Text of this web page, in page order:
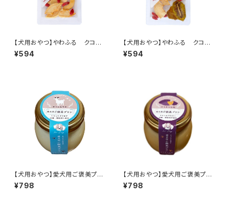
【犬用おやつ】やわふる クコの
実エキスをスプレーしたリンゴス
ライスカット 10g
¥594
【犬用おやつ】やわふる クコの
実エキスをスプレーしたリンゴ＆
キウイスライスカット 10g
¥594
【犬用おやつ】愛犬用ご褒美プリ
ン ヤギミルク味 70g
¥798
【犬用おやつ】愛犬用ご褒美プリ
ン さつまいも味 70g
¥798